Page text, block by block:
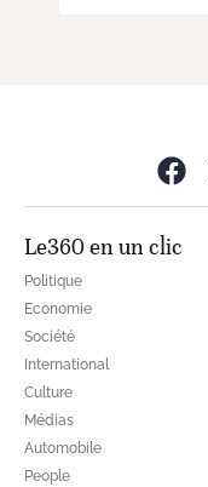
Le360 en un clic
Politique
Economie
Société
International
Culture
Médias
Automobile
People